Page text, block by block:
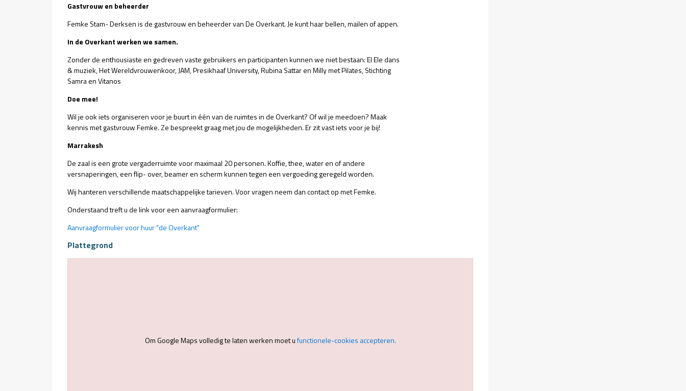
Gastvrouw en beheerder
Femke Stam- Derksen is de gastvrouw en beheerder van De Overkant. Je kunt haar bellen, mailen of appen.
In de Overkant werken we samen.
Zonder de enthousiaste en gedreven vaste gebruikers en participanten kunnen we niet bestaan: El Ele dans
& muziek, Het Wereldvrouwenkoor, JAM, Presikhaaf University, Rubina Sattar en Milly met Pilates, Stichting
Samra en Vitanos
Doe mee!
Wil je ook iets organiseren voor je buurt in één van de ruimtes in de Overkant? Of wil je meedoen? Maak
kennis met gastvrouw Femke. Ze bespreekt graag met jou de mogelijkheden. Er zit vast iets voor je bij!
Marrakesh
De zaal is een grote vergaderruimte voor maximaal 20 personen. Koffie, thee, water en of andere
versnaperingen, een flip- over, beamer en scherm kunnen tegen een vergoeding geregeld worden.
Wij hanteren verschillende maatschappelijke tarieven. Voor vragen neem dan contact op met Femke.
Onderstaand treft u de link voor een aanvraagformulier:
Aanvraagformulier voor huur "de Overkant"
Plattegrond
Om Google Maps volledig te laten werken moet ufunctionele-cookies accepteren.